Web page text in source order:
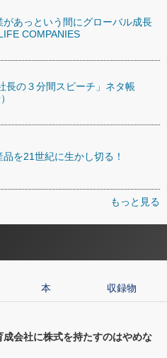
あっという間にグローバル成長
COMPANIES
長の３分間スピーチ」ネタ帳
を21世紀に生かし切る！
もっと見る
本 収録物
会社に株式を持たすのはやめな